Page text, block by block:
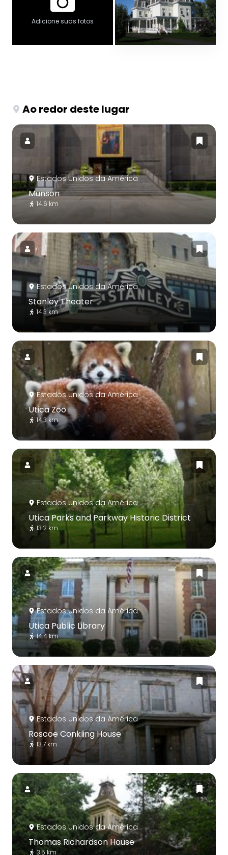
Adicione suas fotos
Ao redor deste lugar
Estados Unidos da América
Munson
14.6 km
Estados Unidos da América
Stanley Theater
14.3 km
Estados Unidos da América
Utica Zoo
14.3 km
Estados Unidos da América
Utica Parks and Parkway Historic District
13.2 km
Estados Unidos da América
Utica Public Library
14.4 km
Estados Unidos da América
Roscoe Conkling House
13.7 km
Estados Unidos da América
Thomas Richardson House
3.5 km